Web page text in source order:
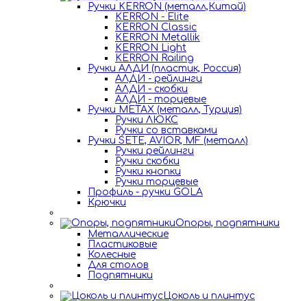
Ручки KERRON (металл,Китай)
KERRON - Elite
KERRON Classic
KERRON Metallik
KERRON Light
KERRON Railing
Ручки АЛДИ (пластик, Россия)
АЛДИ - рейлинги
АЛДИ - скобки
АЛДИ - торцевые
Ручки METAX (металл, Турция)
Ручки ЛЮКС
Ручки со вставками
Ручки SETE, AVIOR, MF (металл)
Ручки рейлинги
Ручки скобки
Ручки кнопки
Ручки торцевые
Профиль - ручки GOLA
Крючки
Опоры, подпятники
Металлические
Пластиковые
Колесные
Для столов
Подпятники
Цоколь и плинтус